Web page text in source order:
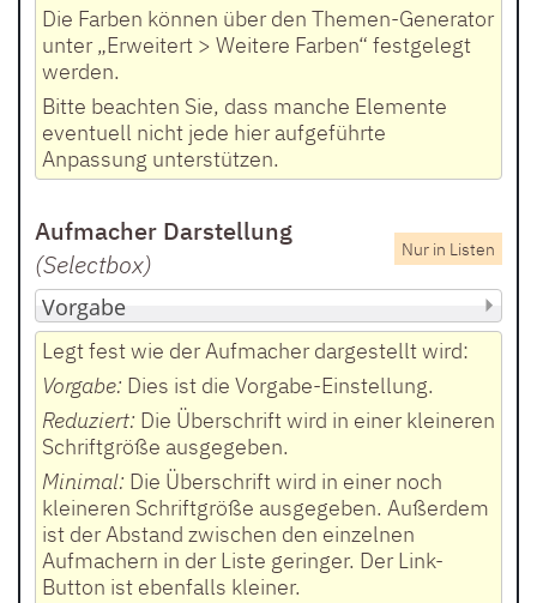
Die Farben können über den Themen-Generator
unter „Erweitert > Weitere Farben“ festgelegt
werden.
Bitte beachten Sie, dass manche Elemente
eventuell nicht jede hier aufgeführte
Anpassung unterstützen.
Aufmacher Darstellung
(Selectbox) Nur in Listen
Legt fest wie der Aufmacher dargestellt wird:
Vorgabe: Dies ist die Vorgabe-Einstellung.
Reduziert: Die Überschrift wird in einer kleineren
Schriftgröße ausgegeben.
Minimal: Die Überschrift wird in einer noch
kleineren Schriftgröße ausgegeben. Außerdem
ist der Abstand zwischen den einzelnen
Aufmachern in der Liste geringer. Der Link-
Button ist ebenfalls kleiner.